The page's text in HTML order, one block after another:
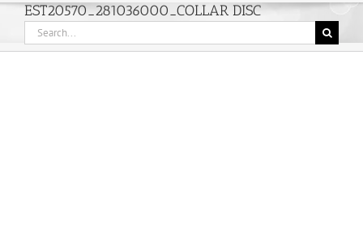
EST20570_281036000_COLLAR DISC
Search
for: